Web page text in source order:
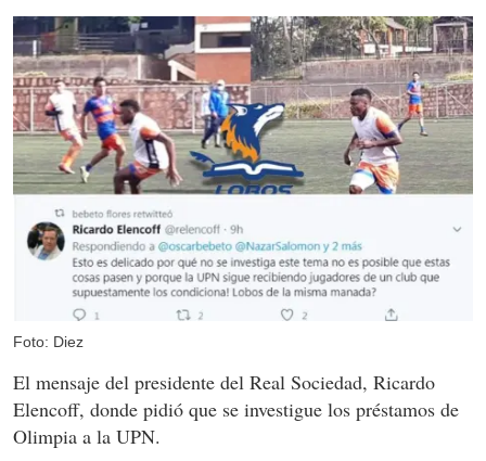
Foto: Diez
El mensaje del presidente del Real Sociedad, Ricardo
Elencoff, donde pidió que se investigue los préstamos de
Olimpia a la UPN.